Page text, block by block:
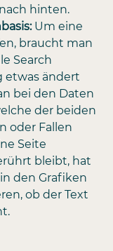
hinten.
Um eine
braucht man
Search
etwas ändert
bei den Daten
der beiden
oder Fallen
Seite
bleibt, hat
den Grafiken
ob der Text